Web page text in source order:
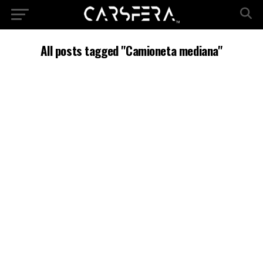
All posts tagged "Camioneta mediana"